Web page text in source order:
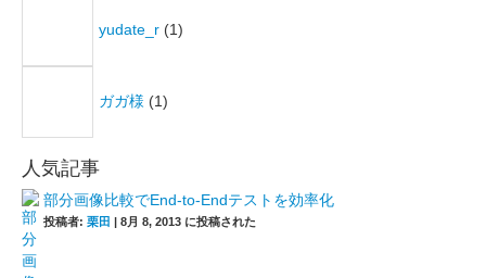
yudate_r (1)
ガガ様 (1)
人気記事
部分画像比較でEnd-to-Endテストを効率化
投稿者: 栗田 | 8月 8, 2013 に投稿された